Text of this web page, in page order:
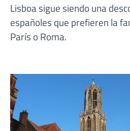
Lisboa sigue siendo una
españoles que prefieren la
París o Roma.